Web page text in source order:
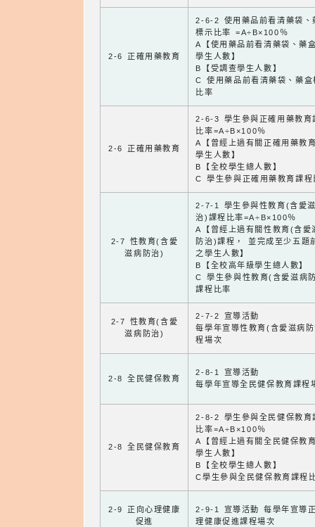
2-6 正確用藥教育
2-6-2 使用藥品前看清藥袋、
標示比率 =A÷B×100％
A【使用藥品前看清藥袋、藥
學生人數】
B【受調查學生人數】
C 使用藥品前看清藥袋、藥盒
比率
2-6 正確用藥教育
2-6-3 學生參與正確用藥教育
比率=A÷B×100％
A【曾經上過有關正確用藥教
學生人數】
B【全校學生總人數】
C 學生參與正確用藥教育課程
2-7 性教育(含愛
滋病防治)
2-7-1 學生參與性教育(含愛
治)課程比率=A÷B×100％
A【曾經上過有關性教育(含愛
防治)課程， 並完成至少五題
之學生人數】
B【全校高年級學生總人數】
C 學生參與性教育(含愛滋病
課程比率
2-7 性教育(含愛
滋病防治)
2-7-2 宣導活動
每學年宣導性教育(含愛滋病
程場次
2-8 全民健保教育
2-8-1 宣導活動
每學年宣導全民健保教育課程
2-8 全民健保教育
2-8-2 學生參與全民健保教育
比率=A÷B×100％
A【曾經上過有關全民健保教
學生人數】
B【全校學生總人數】
C學生參與全民健保教育課程
2-9 正向心理健康
促進
2-9-1 宣導活動 每學年宣導
理健康促進課程場次